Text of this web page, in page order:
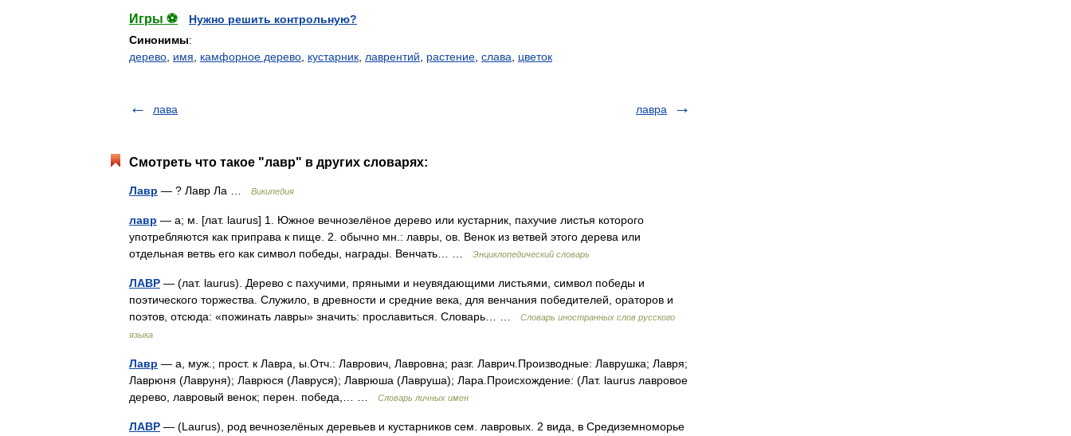
Игры ⚽
Нужно решить контрольную?
Синонимы:
дерево имя камфорное дерево кустарник лаврентий растение слава цветок
лава лавра
Смотреть что такое "лавр" в других словарях:
Лавр — ? Лавр Ла … Википедия
лавр — а; м. [лат. laurus] 1. Южное вечнозелёное дерево или кустарник, пахучие листья которого
употребляются как приправа к пище. 2. обычно мн.: лавры, ов. Венок из ветвей этого дерева или
отдельная ветвь его как символ победы, награды. Венчать… …
Энциклопедический словарь
ЛАВР — (лат. laurus). Дерево с пахучими, пряными и неувядающими листьями, символ победы и
поэтического торжества. Служило, в древности и средние века, для венчания победителей, ораторов и
поэтов, отсюда: «пожинать лавры» значить: прославиться. Словарь… …
Словарь иностранных слов русского
языка
Лавр — а, муж.; прост. к Лавра, ы.Отч.: Лаврович, Лавровна; разг. Лаврич.Производные: Лаврушка; Лавря;
Лаврюня (Лавруня); Лаврюся (Лавруся); Лаврюша (Лавруша); Лара.Происхождение: (Лат. laurus лавровое
дерево, лавровый венок; перен. победа,… …
Словарь личных имен
ЛАВР — (Laurus), род вечнозелёных деревьев и кустарников сем. лавровых. 2 вида, в Средиземноморье